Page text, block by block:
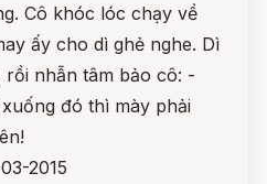
Cô khóc lóc chạy về
ấy cho dì ghẻ nghe. Dì
rồi nhẫn tâm bảo cô: -
đó thì mày phải
2015